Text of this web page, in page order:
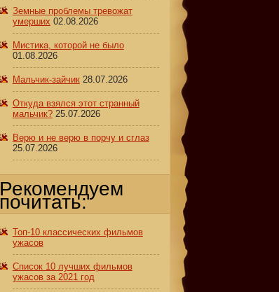
Земные проблемы тревожат
умерших 02.08.2026
Мистика, которой не было
01.08.2026
Мальчик-зайчик 28.07.2026
Откуда взялся этот странный
мальчик? 25.07.2026
Верю и не верю в порчу и сглаз
25.07.2026
Рекомендуем
почитать:
Топ-10 классических фильмов
ужасов
Список 10 лучших фильмов
ужасов за 2021 год